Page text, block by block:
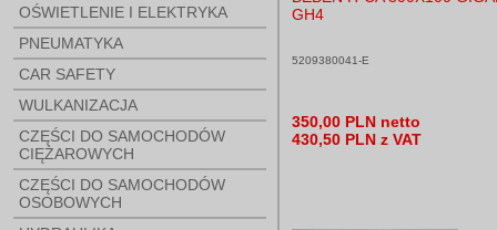
OŚWIETLENIE I ELEKTRYKA
PNEUMATYKA
CAR SAFETY
WULKANIZACJA
CZĘŚCI DO SAMOCHODÓW
CIĘŻAROWYCH
CZĘŚCI DO SAMOCHODÓW
OSOBOWYCH
GH4
5209380041-E
350,00 PLN netto
430,50 PLN z VAT